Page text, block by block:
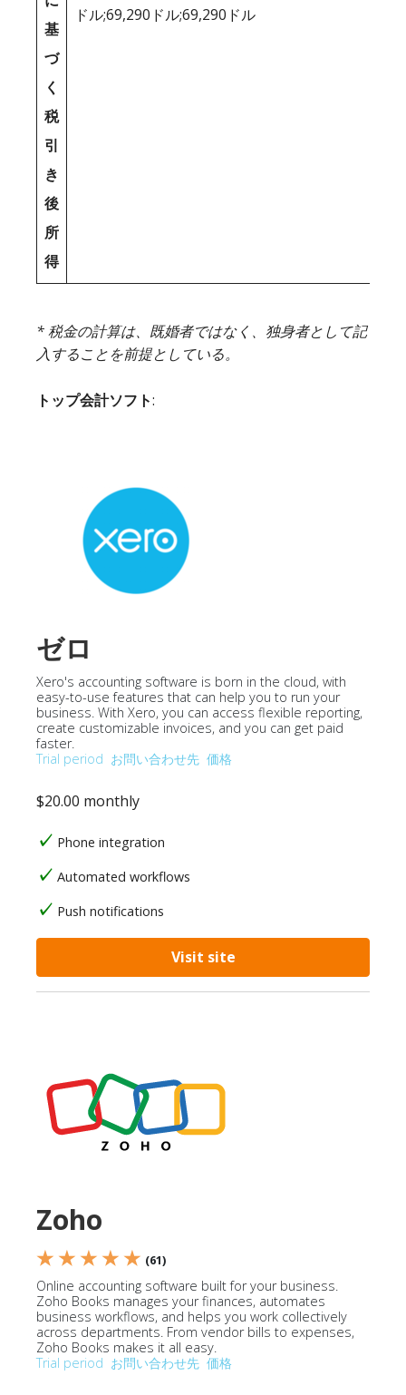
基
づ
く
税
引
き
後
所
得
ドル;69,290ドル;69,290ドル
* 税金の計算は、既婚者ではなく、独身者として記
入することを前提としている。
トップ会計ソフト:
ゼロ
Xero's accounting software is born in the cloud, with
easy-to-use features that can help you to run your
business. With Xero, you can access flexible reporting,
create customizable invoices, and you can get paid
faster.
Trial period お問い合わせ先 価格
$20.00 monthly
Phone integration
Automated workflows
Push notifications
Visit site
Zoho
★ ★ ★ ★ ★ (61)
Online accounting software built for your business.
Zoho Books manages your finances, automates
business workflows, and helps you work collectively
across departments. From vendor bills to expenses,
Zoho Books makes it all easy.
Trial period お問い合わせ先 価格